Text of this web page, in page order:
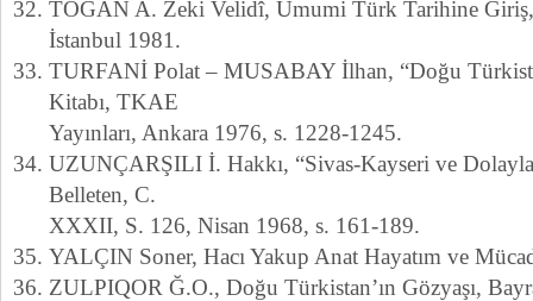
TOGAN A. Zeki Velidî, Umumi Türk Tarihine
İstanbul 1981.
TURFANİ Polat – MUSABAY İlhan, “Doğu
Kitabı, TKAE
Yayınları, Ankara 1976, s. 1228-1245.
UZUNÇARŞILI İ. Hakkı, “Sivas-Kayseri ve
Belleten, C.
XXXII, S. 126, Nisan 1968, s. 161-189.
YALÇIN Soner, Hacı Yakup Anat Hayatım ve
ZULPIQOR Ğ.O., Doğu Türkistan’ın Gözyaşı,